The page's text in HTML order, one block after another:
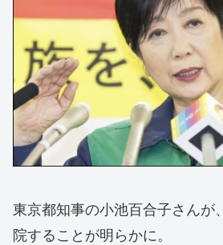
東京都知事の小池百合子さんが
院することが明らかに。